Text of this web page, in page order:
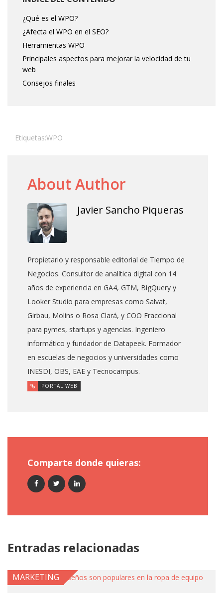
¿Qué es el WPO?
¿Afecta el WPO en el SEO?
Herramientas WPO
Principales aspectos para mejorar la velocidad de tu
web
Consejos finales
Etiquetas:WPO
About Author
Javier Sancho Piqueras
Propietario y responsable editorial de Tiempo de
Negocios. Consultor de analítica digital con 14
años de experiencia en GA4, GTM, BigQuery y
Looker Studio para empresas como Salvat,
Girbau, Molins o Rosa Clará, y COO Fraccional
para pymes, startups y agencias. Ingeniero
informático y fundador de Datapeek. Formador
en escuelas de negocios y universidades como
INESDI, OBS, EAE y Tecnocampus.
PORTAL WEB
Comparte donde quieras:
Entradas relacionadas
MARKETING